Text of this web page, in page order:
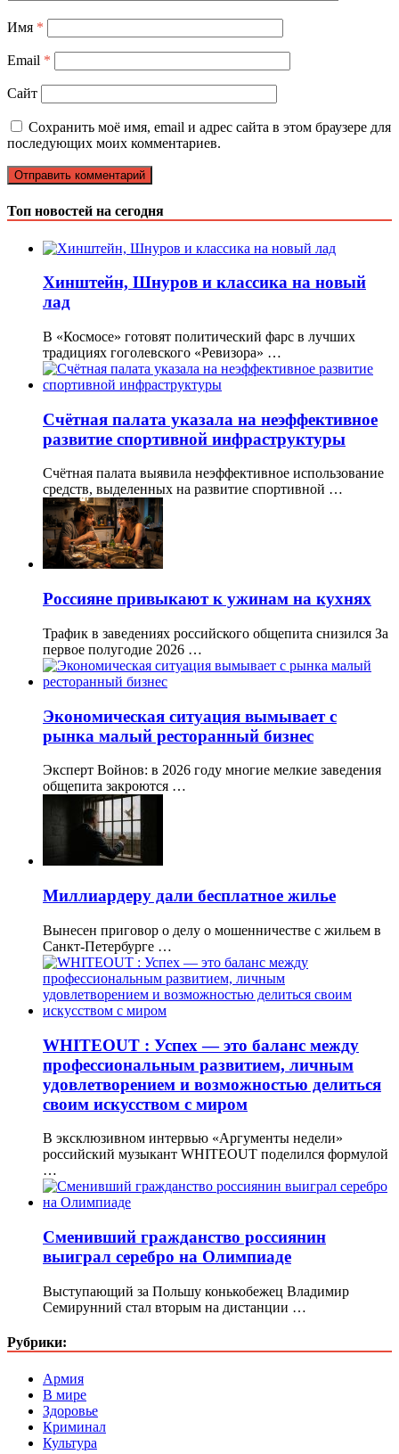
Имя *
Email *
Сайт
Сохранить моё имя, email и адрес сайта в этом браузере для
последующих моих комментариев.
Топ новостей на сегодня
Хинштейн, Шнуров и классика на новый
лад
В «Космосе» готовят политический фарс в лучших
традициях гоголевского «Ревизора» …
Счётная палата указала на неэффективное
развитие спортивной инфраструктуры
Счётная палата выявила неэффективное использование
средств, выделенных на развитие спортивной …
Россияне привыкают к ужинам на кухнях
Трафик в заведениях российского общепита снизился За
первое полугодие 2026 …
Экономическая ситуация вымывает с
рынка малый ресторанный бизнес
Эксперт Войнов: в 2026 году многие мелкие заведения
общепита закроются …
Миллиардеру дали бесплатное жилье
Вынесен приговор о делу о мошенничестве с жильем в
Санкт-Петербурге …
WHITEOUT : Успех — это баланс между
профессиональным развитием, личным
удовлетворением и возможностью делиться
своим искусством с миром
В эксклюзивном интервью «Аргументы недели»
российский музыкант WHITEOUT поделился формулой
…
Сменивший гражданство россиянин
выиграл серебро на Олимпиаде
Выступающий за Польшу конькобежец Владимир
Семирунний стал вторым на дистанции …
Рубрики:
Армия
В мире
Здоровье
Криминал
Культура